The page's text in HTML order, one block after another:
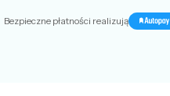
Bezpieczne płatności realizują